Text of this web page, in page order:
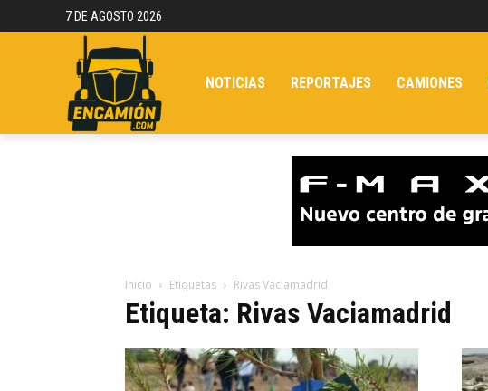
7 DE AGOSTO 2026
NOTICIAS REPORTAJES CAMIONES
Inicio Etiquetas Rivas Vaciamadrid
Etiqueta: Rivas Vaciamadrid